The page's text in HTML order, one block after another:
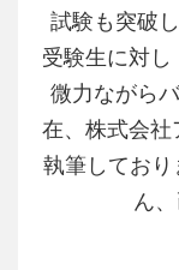
試験も突破
受験生に対
微力ながら
在、株式会社
執筆してお
ん